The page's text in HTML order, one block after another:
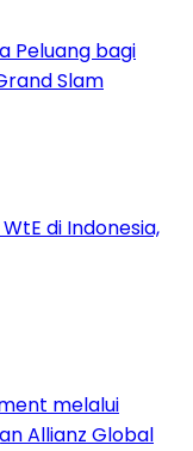
Peluang bagi
Slam
WtE di Indonesia,
melalui
Allianz Global